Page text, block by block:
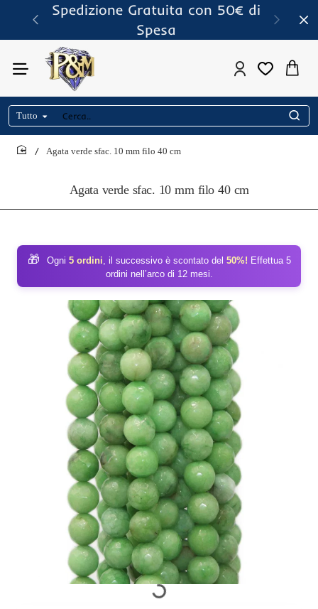
Spedizione Gratuita con 50€ di
Spesa
Tutto
Cerca..
Agata verde sfac. 10 mm filo 40 cm
Agata verde sfac. 10 mm filo 40 cm
🎁 Ogni 5 ordini, il successivo è scontato del 50%! Effettua 5
ordini nell’arco di 12 mesi.